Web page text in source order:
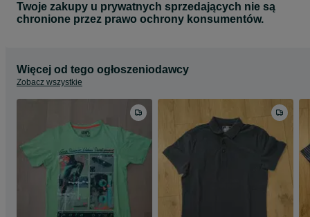
Twoje zakupy u prywatnych sprzedających nie są
chronione przez prawo ochrony konsumentów.
Więcej od tego ogłoszeniodawcy
Zobacz wszystkie